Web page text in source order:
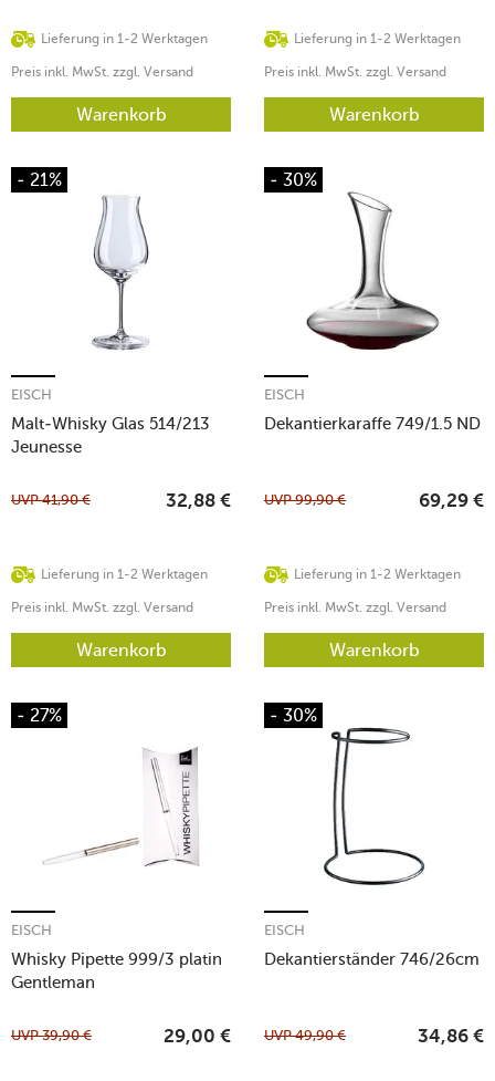
Lieferung in 1-2 Werktagen
Preis inkl. MwSt. zzgl. Versand
Warenkorb
Lieferung in 1-2 Werktagen
Preis inkl. MwSt. zzgl. Versand
Warenkorb
- 21%
Malt-Whisky Glas 514/213
Jeunesse
EISCH
Lieferung in 1-2 Werktagen
UVP41,90 € 32,88 €
Preis inkl. MwSt. zzgl. Versand
Warenkorb
- 30%
Dekantierkaraffe 749/1.5 ND
EISCH
Lieferung in 1-2 Werktagen
UVP99,90 € 69,29 €
Preis inkl. MwSt. zzgl. Versand
Warenkorb
- 27%
Whisky Pipette 999/3 platin
Gentleman
EISCH
UVP39,90 € 29,00 €
- 30%
Dekantierständer 746/26cm
EISCH
UVP49,90 € 34,86 €